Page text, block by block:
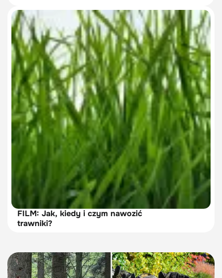
FILM: Jak, kiedy i czym nawozić
trawniki?